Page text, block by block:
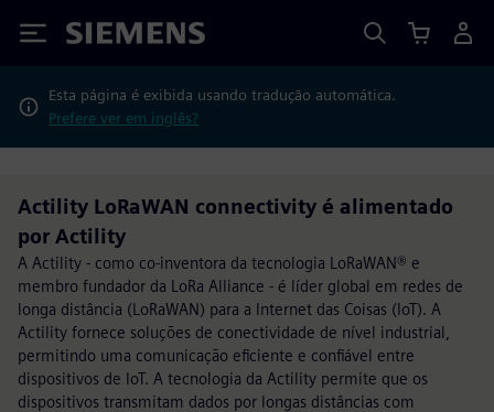
Siemens
Esta página é exibida usando tradução automática.
Prefere ver em inglês?
Actility LoRaWAN connectivity é alimentado
por Actility
A Actility - como co-inventora da tecnologia LoRaWAN® e
membro fundador da LoRa Alliance - é líder global em redes de
longa distância (LoRaWAN) para a Internet das Coisas (IoT). A
Actility fornece soluções de conectividade de nível industrial,
permitindo uma comunicação eficiente e confiável entre
dispositivos de IoT. A tecnologia da Actility permite que os
dispositivos transmitam dados por longas distâncias com